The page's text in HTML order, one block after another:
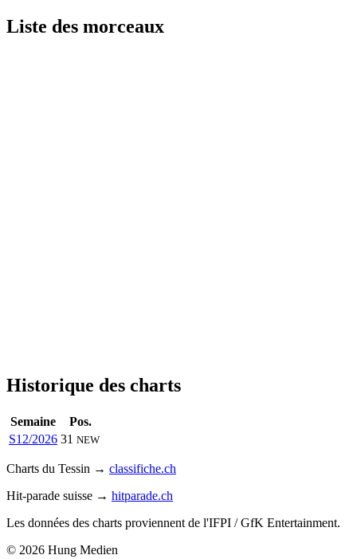
Liste des morceaux
Historique des charts
Semaine
Pos.
S12/2026 31 NEW
Charts du Tessin → classifiche.ch
Hit-parade suisse → hitparade.ch
Les données des charts proviennent de l'IFPI / GfK Entertainment.
© 2026 Hung Medien